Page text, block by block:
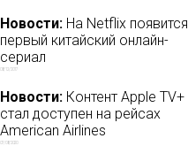
Новости: На Netflix появится
первый китайский онлайн-
сериал
08/12/2017
Новости: Контент Apple TV+
стал доступен на рейсах
American Airlines
07/08/2020